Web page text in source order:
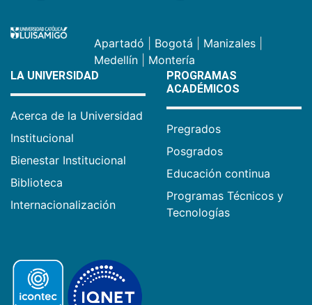
Apartadó Bogotá Manizales
Medellín
Montería
LA UNIVERSIDAD
Acerca de la Universidad
Institucional
Bienestar Institucional
Biblioteca
Internacionalización
PROGRAMAS
ACADÉMICOS
Pregrados
Posgrados
Educación continua
Programas Técnicos y
Tecnologías